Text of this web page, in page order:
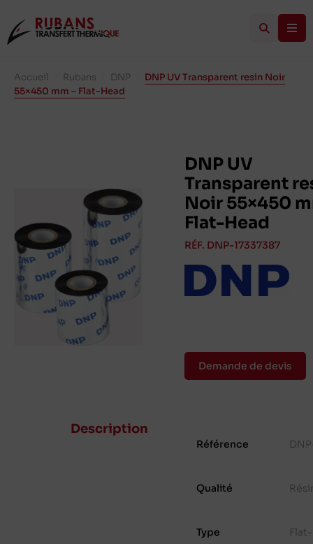
Accueil Rubans DNP
DNP UV Transparent resin Noir
55×450 mm – Flat-Head
DNP UV
Transparent
Noir 55×450
Flat-Head
RÉF. DNP-17337387
Demande de devis
Description
Référence
Qualité
Type